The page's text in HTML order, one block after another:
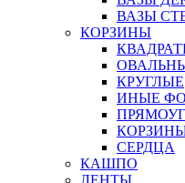
ВАЗЫ
КОРЗИНЫ
КРУГЛЫЕ
ИНЫЕ
СЕРДЦА
КАШПО
ЛЕНТЫ